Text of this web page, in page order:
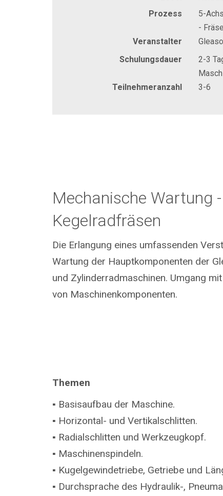
Prozess
5-
-
Veranstalter
Schulungsdauer
2-3
Teilnehmeranzahl
3-6
Mechanische Wartung -
Kegelradfräsen
Die Erlangung eines umfassenden
Wartung der Hauptkomponenten der
und Zylinderradmaschinen. Umgang
von Maschinenkomponenten.
Themen
▪ Basisaufbau der Maschine.
▪ Horizontal- und Vertikalschlitten.
▪ Radialschlitten und Werkzeugkopf.
▪ Maschinenspindeln.
▪ Kugelgewindetriebe, Getriebe und
▪ Durchsprache des Hydraulik-,